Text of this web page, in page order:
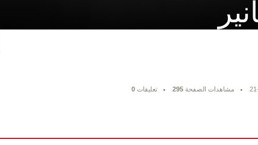
مشاهدات الصفحة 295 تعليقات 0